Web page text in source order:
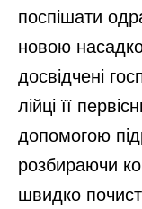
поспішати
новою
досвідчені
лійці її
допомогою
розбираючи
швидко